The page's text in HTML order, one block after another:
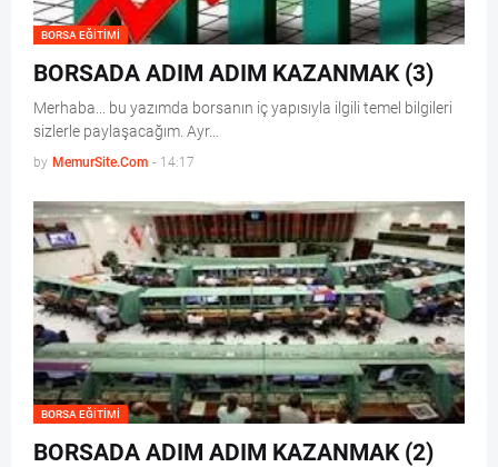
BORSA EĞITIMI
BORSADA ADIM ADIM KAZANMAK (3)
Merhaba... bu yazımda borsanın iç yapısıyla ilgili temel bilgileri
sizlerle paylaşacağım. Ayr…
by MemurSite.Com - 14:17
BORSA EĞITIMI
BORSADA ADIM ADIM KAZANMAK (2)